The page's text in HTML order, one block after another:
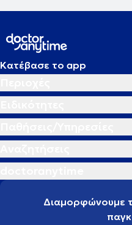
Κατέβασε το app
Διαμορφώνουμε